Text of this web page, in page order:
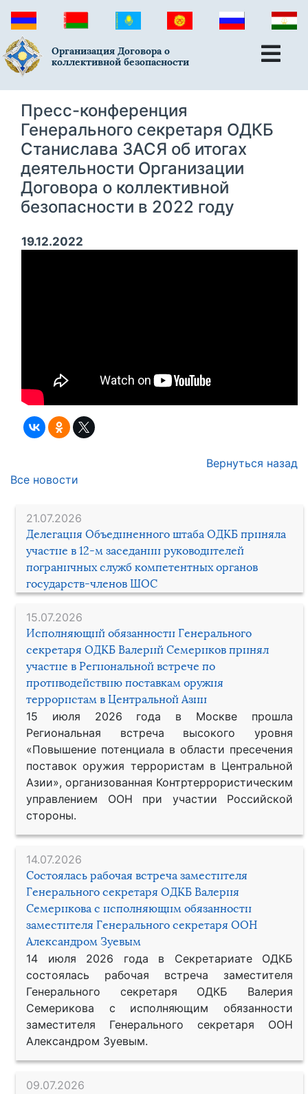
Организация Договора о
коллективной безопасности
21.07.2026
Делегация Объединенного штаба ОДКБ приняла
участие в 12-м заседании руководителей
пограничных служб компетентных органов
государств-членов ШОС
15.07.2026
Исполняющий обязанности Генерального
секретаря ОДКБ Валерий Семериков принял
участие в Региональной встрече по
противодействию поставкам оружия
террористам в Центральной Азии
15 июля 2026 года в Москве прошла
Региональная встреча высокого уровня
«Повышение потенциала в области пресечения
поставок оружия террористам в Центральной
Азии», организованная Контртеррористическим
управлением ООН при участии Российской
стороны.
14.07.2026
Состоялась рабочая встреча заместителя
Генерального секретаря ОДКБ Валерия
Семерикова с исполняющим обязанности
заместителя Генерального секретаря ООН
Александром Зуевым
14 июля 2026 года в Секретариате ОДКБ
состоялась рабочая встреча заместителя
Генерального секретаря ОДКБ Валерия
Семерикова с исполняющим обязанности
заместителя Генерального секретаря ООН
Александром Зуевым.
09.07.2026
Пресс-конференция
Генерального секретаря ОДКБ
Станислава ЗАСЯ об итогах
деятельности Организации
Договора о коллективной
безопасности в 2022 году
19.12.2022
Вернуться назад
Все новости